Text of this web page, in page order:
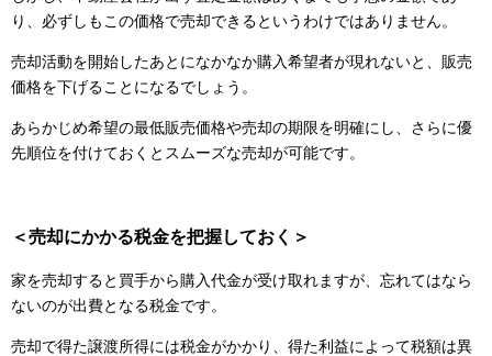
り、必ずしもこの価格で売却できるというわけではありません。
売却活動を開始したあとになかなか購入希望者が現れないと、販売
価格を下げることになるでしょう。
あらかじめ希望の最低販売価格や売却の期限を明確にし、さらに優
先順位を付けておくとスムーズな売却が可能です。
＜売却にかかる税金を把握しておく＞
家を売却すると買手から購入代金が受け取れますが、忘れてはなら
ないのが出費となる税金です。
売却で得た譲渡所得には税金がかかり、得た利益によって税額は異